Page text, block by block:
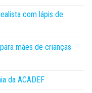
com lápis de
mães de crianças
da ACADEF